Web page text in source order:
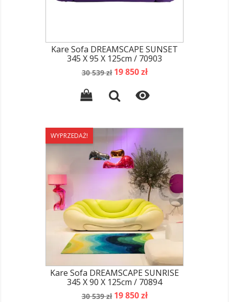
Kare Sofa DREAMSCAPE SUNSET
345 X 95 X 125cm / 70903
Cena
30 539 zł Cena
19 850 zł

WYPRZEDAŻ!
Kare Sofa DREAMSCAPE SUNRISE
345 X 90 X 125cm / 70894
Cena
30 539 zł Cena
19 850 zł